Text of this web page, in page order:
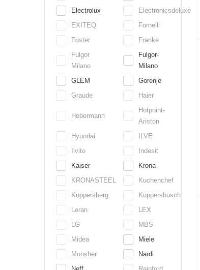
Electrolux
Electronicsdeluxe
EXITEQ
Fornelli
Foster
Franke
Fulgor
Milano
Fulgor-
Milano
GLEM
Gorenje
Graude
Haier
Hebermann
Hotpoint-
Ariston
Hyundai
ILVE
Ilvito
Indesit
Kaiser
Krona
KRONASTEEL
Kuchenchef
Kuppersberg
Kuppersbusch
Leran
LEX
LG
MBS
Midea
Miele
Monsher
Nardi